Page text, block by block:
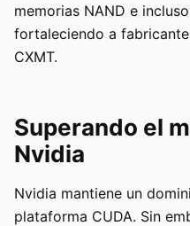
memorias NAND e
fortaleciendo a
CXMT.
Superando el
Nvidia
Nvidia mantiene un
plataforma CUDA. Sin